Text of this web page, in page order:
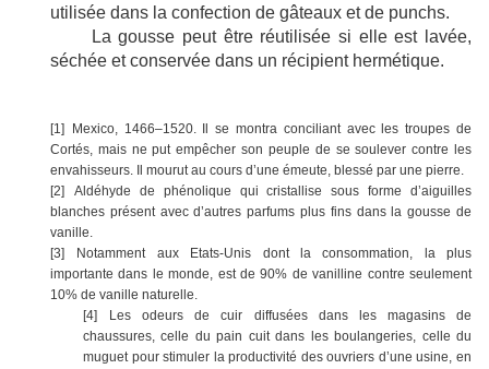
utilisée dans la confection de gâteaux et de punchs.
La gousse peut être réutilisée si elle est lavée,
séchée et conservée dans un récipient hermétique.
[1]
Mexico, 1466–1520. Il se montra conciliant avec les troupes de
Cortés, mais ne put empêcher son peuple de se soulever contre les
envahisseurs. Il mourut au cours d’une émeute, blessé par une pierre.
[2]
Aldéhyde de phénolique qui cristallise sous forme d’aiguilles
blanches présent avec d’autres parfums plus fins dans la gousse de
vanille.
[3]
Notamment aux Etats-Unis dont la consommation, la plus
importante dans le monde, est de 90% de vanilline contre seulement
10% de vanille naturelle.
[4]
Les odeurs de cuir diffusées dans les magasins de
chaussures, celle du pain cuit dans les boulangeries, celle du
muguet pour stimuler la productivité des ouvriers d’une usine, en